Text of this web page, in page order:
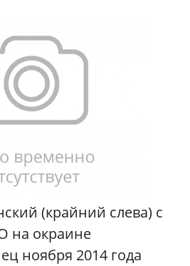
(крайний слева) с
на окраине
ноября 2014 года